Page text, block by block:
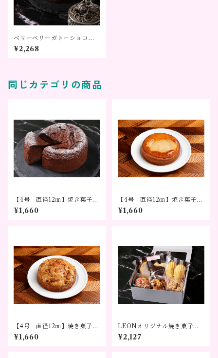
ベリーベリーガトーショコラ
直径12㎝
¥2,268
同じカテゴリの商品
【4号 直径12㎝】焼き菓子
ガトーショコラ
¥1,660
【4号 直径12㎝】焼き菓子
洋なしのタルト
¥1,660
【4号 直径12㎝】焼き菓子
トスカ
¥1,660
LEONオリジナル焼き菓子セ
ット
¥2,127